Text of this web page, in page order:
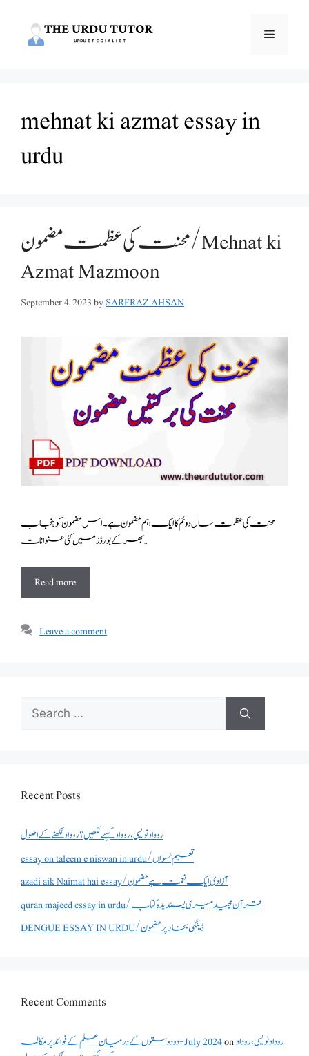
Menu
mehnat ki azmat essay in
urdu
محنت کی عظمت مضمون /Mehnat ki
Azmat Mazmoon
September 4, 2023bySARFRAZ AHSAN
محنت کی عظمت سال دوئم کا ایک اہم مضمون ہے ۔اس مضمون کو پنجاب
بھر کے بورڈز میں کئی عنوانات …
Read more
Leave a comment
Search
for:
Recent Posts
روداد نویسی ،روداد کیسے لکھیں؟ روداد لکھنے کے اصول
essay on taleem e niswan in urdu/تعلیم نسواں
azadi aik Naimat hai essay/آزادی ایک نعمت ہے مضمون
quran majeed essay in urdu/قرآن مجید میری پسندیدہ کتاب
DENGUE ESSAY IN URDU/ڈینگی بخار پر مضمون
Recent Comments
دو دوستوں کے درمیان علم کے فوائد پر مکالمہ - July 2024onروداد نویسی ،روداد